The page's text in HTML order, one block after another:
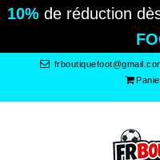
10%de réduction